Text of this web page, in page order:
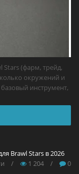
Stars (фарм, трейд,
окружений и
инструмент,
Brawl Stars в 2026
/ 1 204 / 0